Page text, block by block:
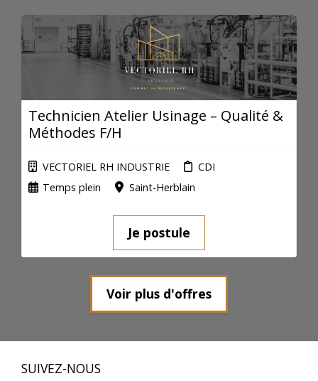
Technicien Atelier Usinage – Qualité &
Méthodes F/H
VECTORIEL RH INDUSTRIE
CDI
Temps plein
Saint-Herblain
Je postule
Voir plus d'offres
SUIVEZ-NOUS